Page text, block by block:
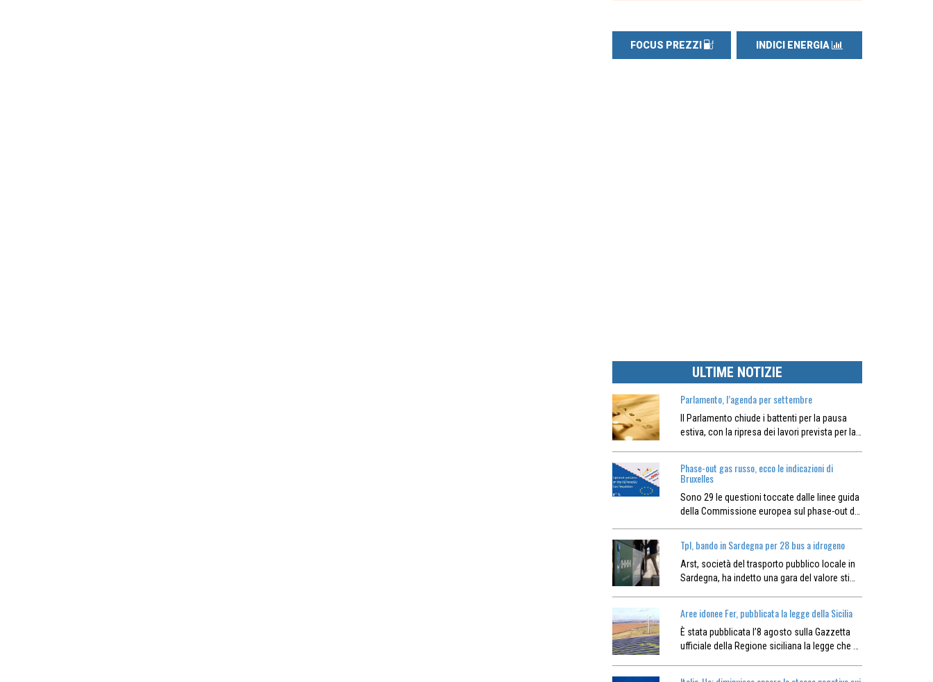
FOCUS PREZZI INDICI ENERGIA
ULTIME NOTIZIE
Parlamento, l’agenda per settembre
Il Parlamento chiude i battenti per la pausa
estiva, con la ripresa dei lavori prevista per la…
Phase-out gas russo, ecco le indicazioni di
Bruxelles
Sono 29 le questioni toccate dalle linee guida
della Commissione europea sul phase-out d…
Tpl, bando in Sardegna per 28 bus a idrogeno
Arst, società del trasporto pubblico locale in
Sardegna, ha indetto una gara del valore sti…
Aree idonee Fer, pubblicata la legge della Sicilia
È stata pubblicata l’8 agosto sulla Gazzetta
ufficiale della Regione siciliana la legge che …